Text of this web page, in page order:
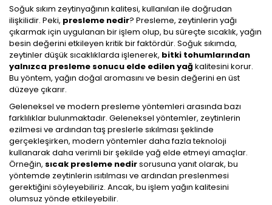
Soğuk sıkım zeytinyağının kalitesi, kullanılan ile doğrudan
ilişkilidir. Peki, presleme nedir? Presleme, zeytinlerin yağı
çıkarmak için uygulanan bir işlem olup, bu süreçte sıcaklık, yağın
besin değerini etkileyen kritik bir faktördür. Soğuk sıkımda,
zeytinler düşük sıcaklıklarda işlenerek, bitki tohumlarından
yalnızca presleme sonucu elde edilen yağ kalitesini korur.
Bu yöntem, yağın doğal aromasını ve besin değerini en üst
düzeye çıkarır.
Geleneksel ve modern presleme yöntemleri arasında bazı
farklılıklar bulunmaktadır. Geleneksel yöntemler, zeytinlerin
ezilmesi ve ardından taş preslerle sıkılması şeklinde
gerçekleşirken, modern yöntemler daha fazla teknoloji
kullanarak daha verimli bir şekilde yağ elde etmeyi amaçlar.
Örneğin, sıcak presleme nedirsorusuna yanıt olarak, bu
yöntemde zeytinlerin ısıtılması ve ardından preslenmesi
gerektiğini söyleyebiliriz. Ancak, bu işlem yağın kalitesini
olumsuz yönde etkileyebilir.